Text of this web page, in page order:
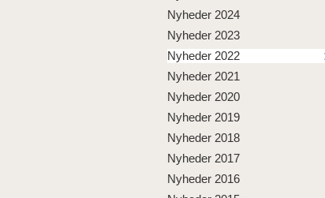
Nyheder 2024
Nyheder 2023
Nyheder 2022
Nyheder 2021
Nyheder 2020
Nyheder 2019
Nyheder 2018
Nyheder 2017
Nyheder 2016